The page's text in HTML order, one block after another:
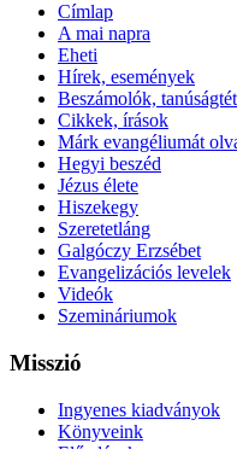
Címlap
A mai napra
Eheti
Hírek, események
Beszámolók,
Cikkek, írások
Márk evangéliumát
Hegyi beszéd
Jézus élete
Hiszekegy
Szeretetláng
Galgóczy Erzsébet
Evangelizációs levelek
Videók
Szemináriumok
Misszió
Ingyenes kiadványok
Könyveink